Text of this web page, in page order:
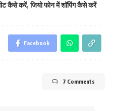
कैसे करें,जियो फोन में शॉपिंग कैसे करें
Facebook
7 Comments